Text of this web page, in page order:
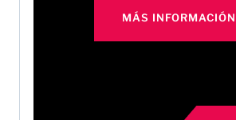
MÁS INFORMACIÓN